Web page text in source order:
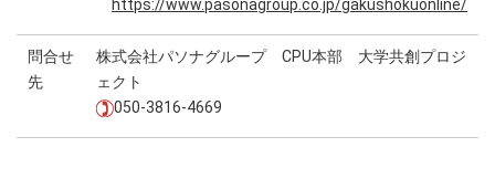
https://www.pasonagroup.co.jp/gakushokuonline/
問合せ
先
株式会社パソナグループ CPU本部 大学共創プロジ
ェクト
050-3816-4669